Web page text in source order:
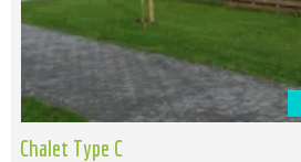
Chalet Type C